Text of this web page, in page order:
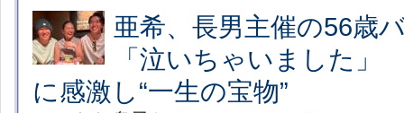
亜希、長男主催の56歳
「泣いちゃいました
に感激し“一生の宝物”